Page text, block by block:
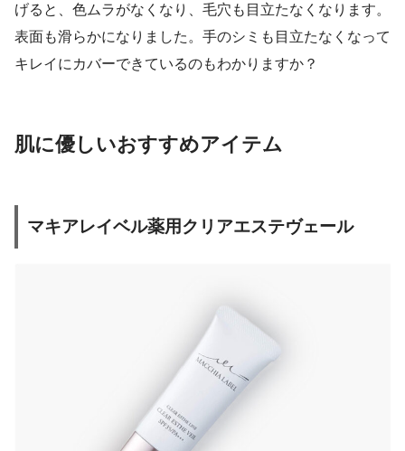
げると、色ムラがなくなり、毛穴も目立たなくなります。
表面も滑らかになりました。手のシミも目立たなくなって
キレイにカバーできているのもわかりますか？
肌に優しいおすすめアイテム
マキアレイベル薬用クリアエステヴェール